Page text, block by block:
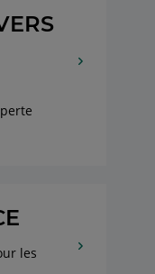
les